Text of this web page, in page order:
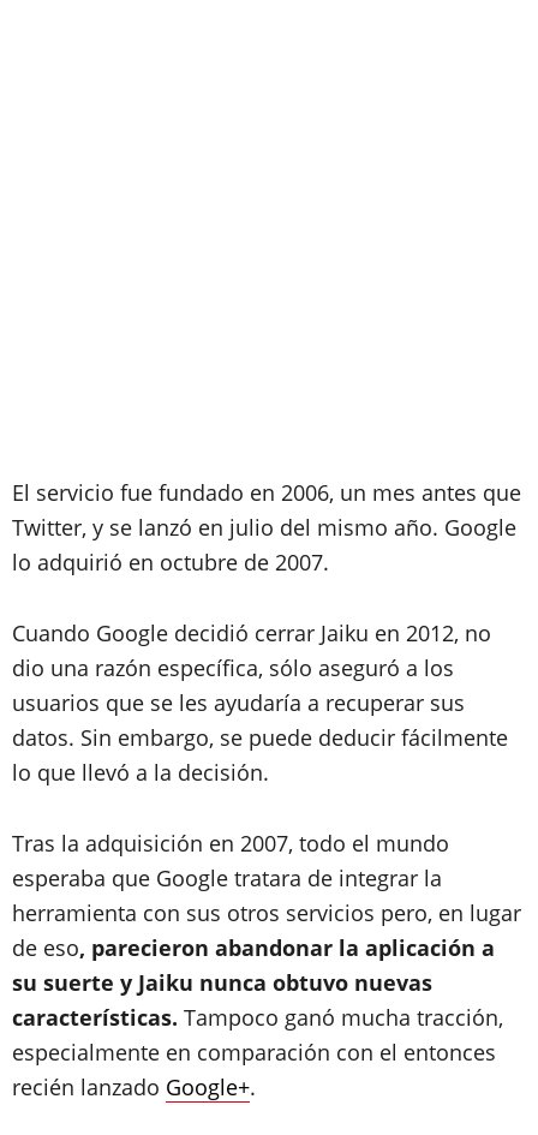
El servicio fue fundado en 2006, un mes antes que
Twitter, y se lanzó en julio del mismo año. Google
lo adquirió en octubre de 2007.
Cuando Google decidió cerrar Jaiku en 2012, no
dio una razón específica, sólo aseguró a los
usuarios que se les ayudaría a recuperar sus
datos. Sin embargo, se puede deducir fácilmente
lo que llevó a la decisión.
Tras la adquisición en 2007, todo el mundo
esperaba que Google tratara de integrar la
herramienta con sus otros servicios pero, en lugar
de eso, parecieron abandonar la aplicación a
su suerte y Jaiku nunca obtuvo nuevas
características. Tampoco ganó mucha tracción,
especialmente en comparación con el entonces
recién lanzado Google+.